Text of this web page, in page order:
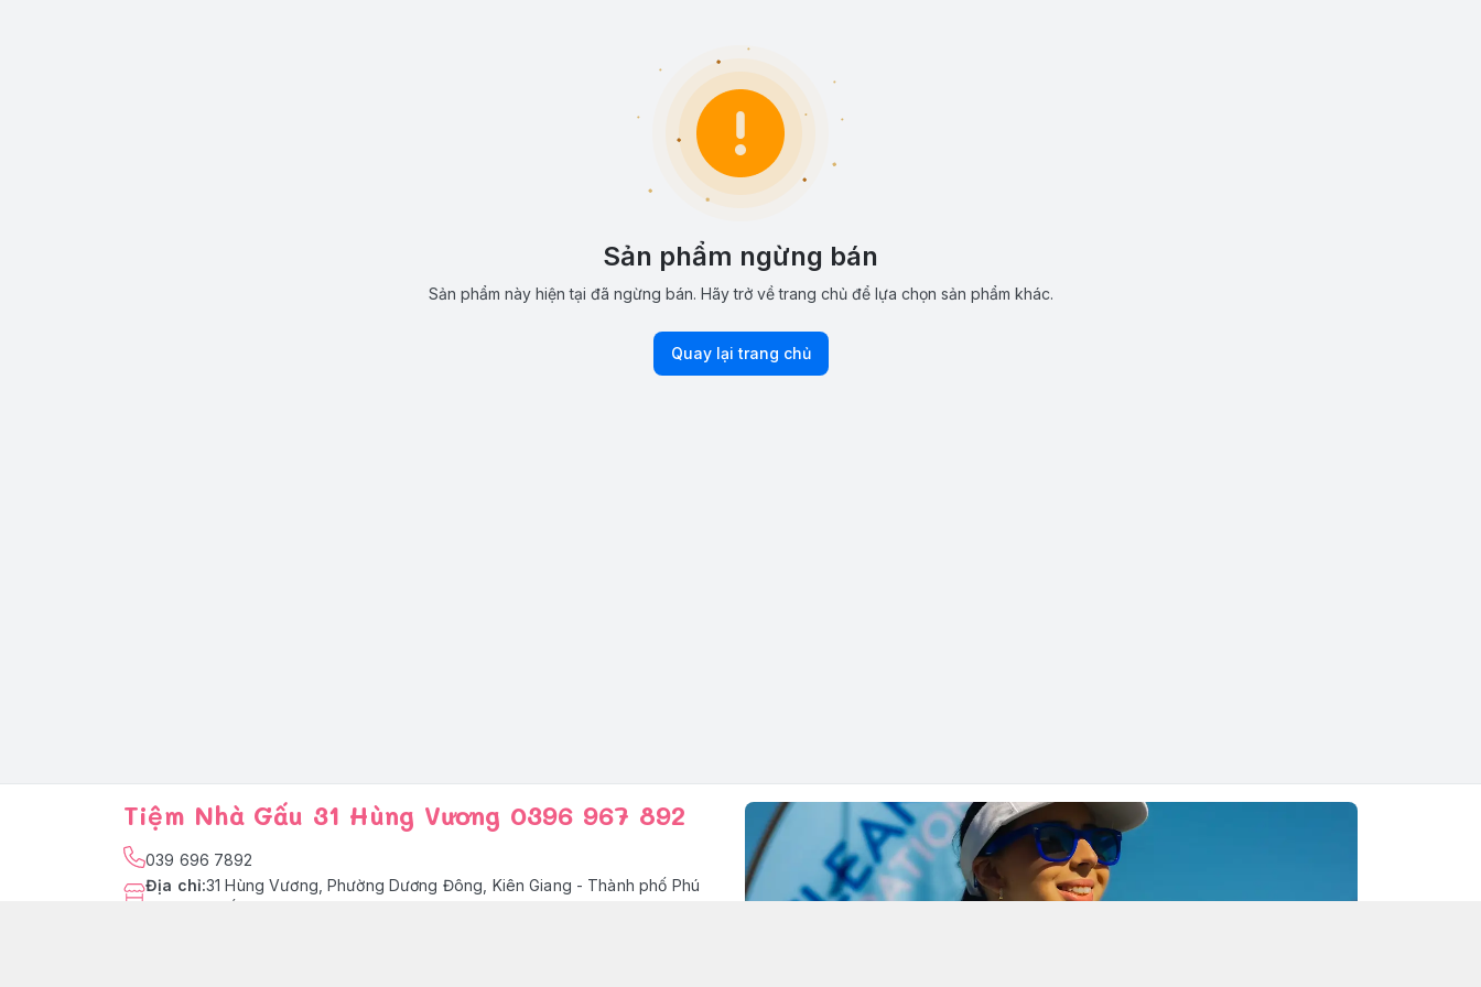
Sản phẩm ngừng bán
Sản phẩm này hiện tại đã ngừng bán. Hãy trở về trang chủ để lựa chọn sản phẩm khác.
Quay lại trang chủ
Tiệm Nhà Gấu 31 Hùng Vương 0396 967 892
039 696 7892
Địa chỉ:31 Hùng Vương, Phường Dương Đông, Kiên Giang - Thành phố Phú
Quốc